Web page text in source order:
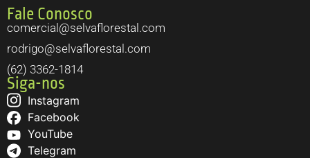
Fale Conosco
comercial@selvaflorestal.com
rodrigo@selvaflorestal.com
(62) 3362-1814
Siga-nos
Instagram
Facebook
YouTube
Telegram